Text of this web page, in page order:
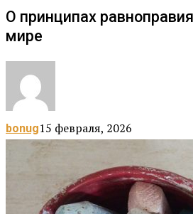
О принципах
мире
bonug15 февраля, 2026